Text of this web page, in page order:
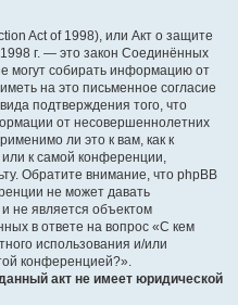
Act of 1998), или Акт о защите
г. — это закон Соединённых
могут собирать информацию от
на это письменное согласие
подтверждения того, что
от несовершеннолетних
ли это к вам, как к
к самой конференции,
Обратите внимание, что phpBB
не может давать
не является объектом
в ответе на вопрос «С кем
использования и/или
конференцией?».
акт не имеет юридической